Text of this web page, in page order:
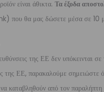
είναι άθικτα. Τα έξοδα
που θα μας δώσετε μέσα σε 10
της ΕΕ δεν υπόκεινται σε
της ΕΕ, παρακαλούμε σημειώστε
να καταβληθούν από τον